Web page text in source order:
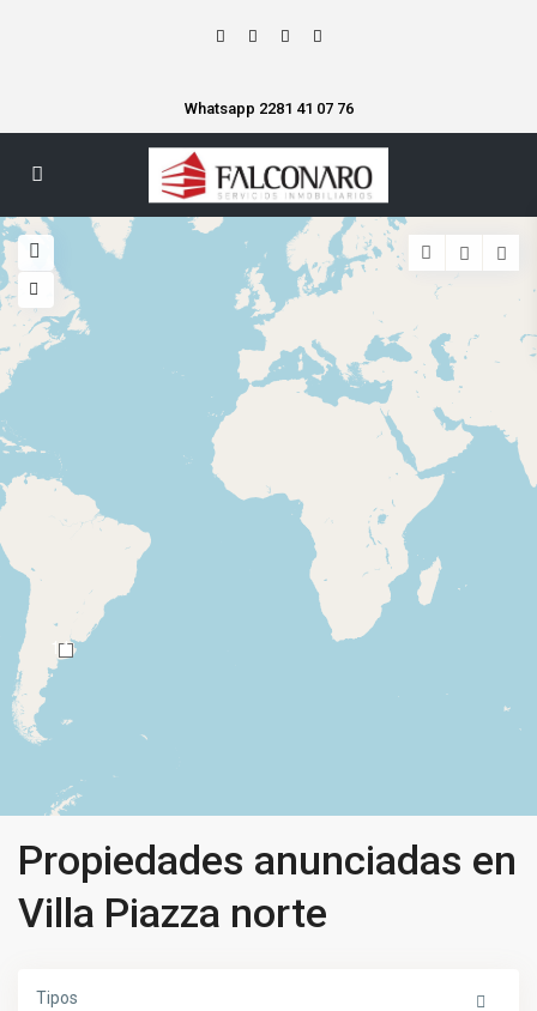
Whatsapp 2281 41 07 76
14
Propiedades anunciadas en
Villa Piazza norte
Tipos